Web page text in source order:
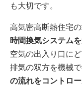
も大切です。
高気密高断熱住宅
時間換気システム
空気の出入り口に
排気の双方を機械で
の流れをコントロ